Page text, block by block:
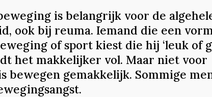
is belangrijk voor de
ook bij reuma. Iemand die een
of sport kiest die hij ‘leuk of
het makkelijker vol. Maar niet voor
bewegen gemakkelijk. Sommige